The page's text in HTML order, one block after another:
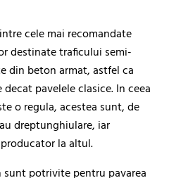
cele mai recomandate
destinate traficului semi-
din beton armat, astfel ca
pavelele clasice. In ceea
o regula, acestea sunt, de
dreptunghiulare, iar
la altul.
sunt potrivite pentru pavarea